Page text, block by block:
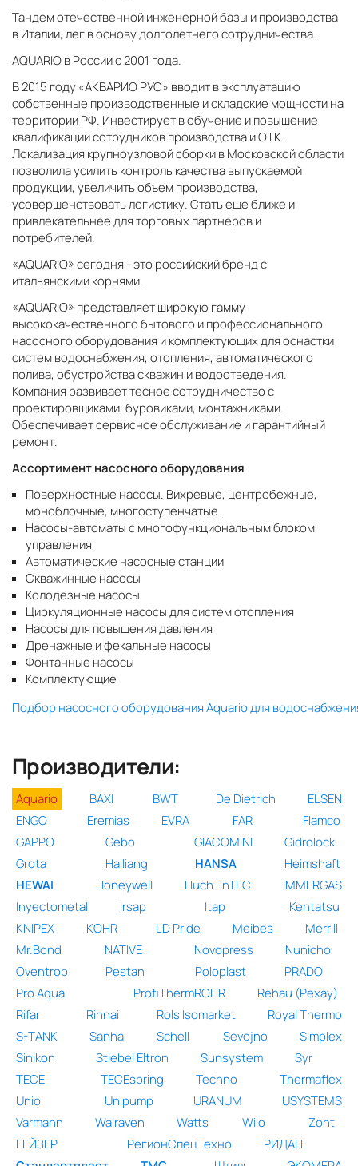
Тандем отечественной инженерной базы и производства
в Италии, лег в основу долголетнего сотрудничества.
AQUARIO в России с 2001 года.
В 2015 году «АКВАРИО РУС» вводит в эксплуатацию
собственные производственные и складские мощности на
территории РФ. Инвестирует в обучение и повышение
квалификации сотрудников производства и ОТК.
Локализация крупноузловой сборки в Московской области
позволила усилить контроль качества выпускаемой
продукции, увеличить объем производства,
усовершенствовать логистику. Стать еще ближе и
привлекательнее для торговых партнеров и
потребителей.
«AQUARIO» сегодня - это российский бренд с
итальянскими корнями.
«AQUARIO» представляет широкую гамму
высококачественного бытового и профессионального
насосного оборудования и комплектующих для оснастки
систем водоснабжения, отопления, автоматического
полива, обустройства скважин и водоотведения.
Компания развивает тесное сотрудничество с
проектировщиками, буровиками, монтажниками.
Обеспечивает сервисное обслуживание и гарантийный
ремонт.
Ассортимент насосного оборудования
Поверхностные насосы. Вихревые, центробежные,
моноблочные, многоступенчатые.
Насосы-автоматы с многофункциональным блоком
управления
Автоматические насосные станции
Скважинные насосы
Колодезные насосы
Циркуляционные насосы для систем отопления
Насосы для повышения давления
Дренажные и фекальные насосы
Фонтанные насосы
Комплектующие
Подбор насосного оборудования Aquario для
Производители:
Aquario BAXI BWT De Dietrich
ELSEN
ENGO
Eremias EVRA FAR
Flamco
GAPPO
Gebo GIACOMINI
Gidrolock
Grota
Hailiang HANSA
Heimshaft
HEWAI
Honeywell Huch EnTEC
IMMERGAS
Inyectometal
Irsap Itap
Kentatsu
KNIPEX
KOHR LD Pride Meibes
Merrill
Mr.Bond
NATIVE Novopress
Nunicho
Oventrop
Pestan Poloplast
PRADO
Pro Aqua
ProfiThermROHR
Rehau (Рехау)
Rifar
Rinnai Rols Isomarket
Royal Thermo
S-TANK
Sanha Schell Sevojno
Simplex
Sinikon
Stiebel Eltron Sunsystem
Syr
TECE
TECEspring Techno
Thermaflex
Unio
Unipump URANUM
USYSTEMS
Varmann
Walraven Watts Wilo
Zont
ГЕЙЗЕР
РегионСпецТехно
РИДАН